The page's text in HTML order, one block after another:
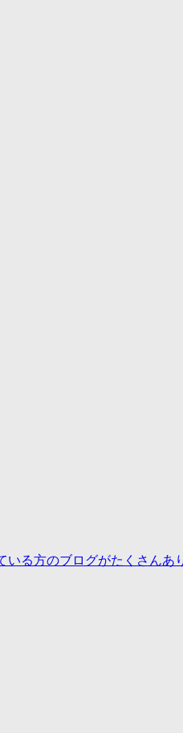
る方のブログがたくさんあ